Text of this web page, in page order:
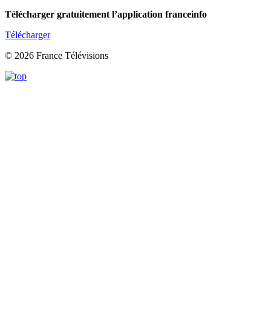
Télécharger gratuitement l’application franceinfo
Télécharger
© 2026 France Télévisions